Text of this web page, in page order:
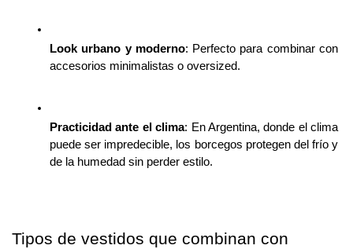
Look urbano y moderno: Perfecto para combinar con
accesorios minimalistas o oversized.
Practicidad ante el clima: En Argentina, donde el clima
puede ser impredecible, los borcegos protegen del frío y
de la humedad sin perder estilo.
Tipos de vestidos que combinan con